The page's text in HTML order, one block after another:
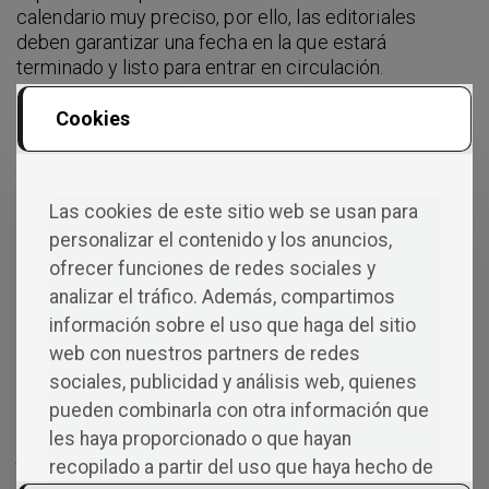
calendario muy preciso, por ello, las editoriales
deben garantizar una fecha en la que estará
terminado y listo para entrar en circulación.
Idioma
el territorio nacional, aunque hay excepciones. Si un
autor de una comunidad autónoma con lengua propia
quiere publicarlo en dicho idioma, se debe dejar
constancia por contrato.
Igualmente, si estamos ante reediciones y la editorial
plantea traducir el texto para exportarlo a otros
países, se debe firmar en el contrato los idiomas en
los que se distribuirá la obra.
Anticipo
Cookies
Las cookies de este sitio web se usan para
personalizar el contenido y los anuncios,
ofrecer funciones de redes sociales y
analizar el tráfico. Además, compartimos
información sobre el uso que haga del sitio
web con nuestros partners de redes
sociales, publicidad y análisis web, quienes
pueden combinarla con otra información que
les haya proporcionado o que hayan
recopilado a partir del uso que haya hecho de